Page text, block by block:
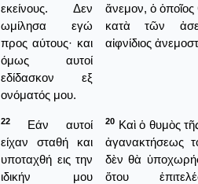
εκείνους. Δεν
ωμίλησα εγώ
προς αύτους· και
όμως αυτοί
εδίδασκον εξ
ονόματός μου.
ἄνεμον, ὁ
κατὰ τῶν
αἰφνίδιος
22
Εάν αυτοί
είχαν σταθή και
υποταχθή εις την
ιδικήν μου
20 Καὶ ὁ θυμὸς
ἀγανακτήσεως
δὲν θὰ
ὅτου